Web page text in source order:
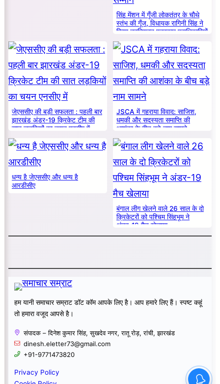
सिंह मेंशन में गूँजी लोकतंत्र के चौथे
स्तंभ की गूँज, विधायक रागिनी सिंह ने
किया नवनियुक्त पत्रकार पदाधिकारियों
का सम्मान
जेएससीए की बड़ी सफलता : पहली बार
झारखंड अंडर-19 क्रिकेट टीम की
सात लड़कियों का चयन एनसीए में
JSCA में गहराया विवाद: साजिश,
धमकी और सदस्यता समाप्ति की
आशंका के बीच बड़े नाम सामने
धन्य है जेएससीए और धन्य है
आरडीसीए
बंगाल लीग खेलने वाले 26 साल के दो
क्रिकेटरों को पश्चिम सिंहभूम ने
अंडर-19 मैच खेलाया
हम यानी समाचार सम्राट डॉट कॉम आपके लिए है। आप हमारे लिए हैं। स्पष्ट कहूं
तो हमारा वजूद आपसे है।
संपादक – दिनेश कुमार सिंह, सुखदेव नगर, रातू रोड़, रांची, झारखंड
dinesh.eletter73@gmail.com
+91-9771473820
Privacy Policy